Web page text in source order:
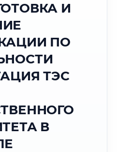
время:
9 Августа
г.
+19°C ,Преимущественно ясно
И
ПО
ТЭС
В